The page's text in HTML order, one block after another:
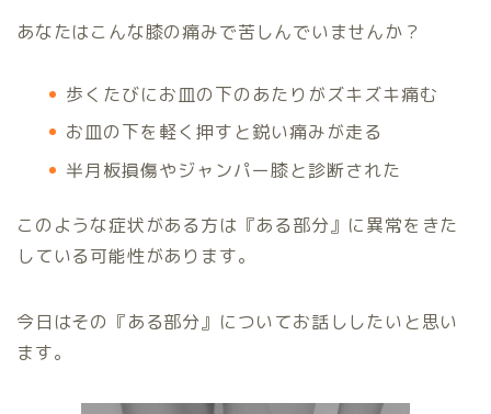
あなたはこんな膝の痛みで苦しんでいませんか？
歩くたびにお皿の下のあたりがズキズキ痛む
お皿の下を軽く押すと鋭い痛みが走る
半月板損傷やジャンパー膝と診断された
このような症状がある方は『ある部分』に異常をきた
している可能性があります。
今日はその『ある部分』についてお話ししたいと思い
ます。